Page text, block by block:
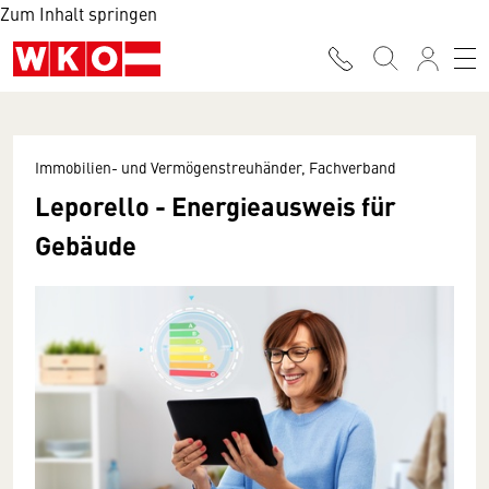
Zum Inhalt springen
Immobilien- und Vermögenstreuhänder, Fachverband
Leporello - Energieausweis für
Gebäude